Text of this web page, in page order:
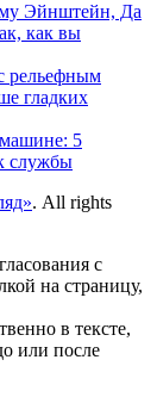
Эйнштейн, Да
как вы
рельефным
гладких
5
службы
. All rights
с
на страницу,
в тексте,
или после